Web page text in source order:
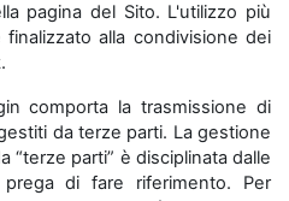
pagina del Sito. L'utilizzo più
alla condivisione dei
comporta la trasmissione di
da terze parti. La gestione
“terze parti” è disciplinata dalle
di fare riferimento. Per